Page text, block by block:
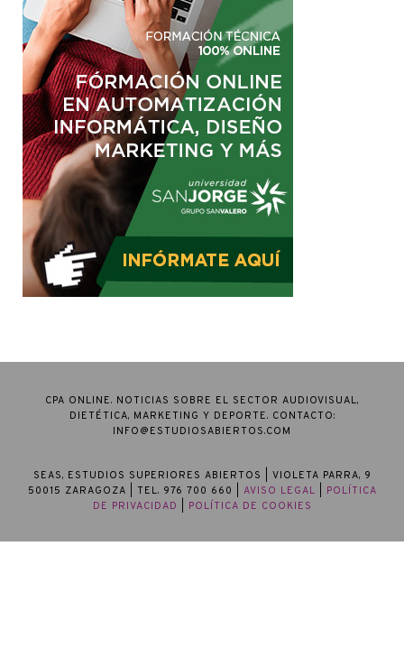
CPA ONLINE. NOTICIAS SOBRE EL SECTOR AUDIOVISUAL,
DIETÉTICA, MARKETING Y DEPORTE. CONTACTO:
INFO@ESTUDIOSABIERTOS.COM
SEAS, ESTUDIOS SUPERIORES ABIERTOS
| VIOLETA PARRA, 9
50015 ZARAGOZA | TEL. 976 700 660 | AVISO LEGAL
POLÍTICA
DE PRIVACIDAD
POLÍTICA DE COOKIES